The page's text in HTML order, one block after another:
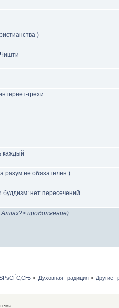
)
грехи
каждый
разум не обязателен )
буддизм: нет пересечений
продолжение)
» Духовная традиция» Другие